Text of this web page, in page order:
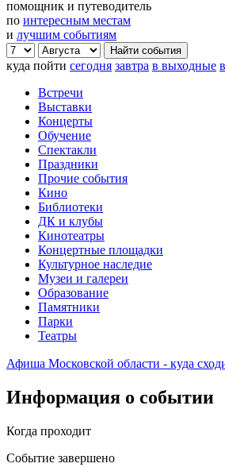
помощник и путеводитель
по интересным местам
и лучшим событиям
куда пойти сегодня завтра в выходные
Встречи
Выставки
Концерты
Обучение
Спектакли
Праздники
Прочие события
Кино
Библиотеки
ДК и клубы
Кинотеатры
Концертные площадки
Культурное наследие
Музеи и галереи
Образование
Памятники
Парки
Театры
Афиша Московской области - куда
Информация о событии
Когда проходит
Событие завершено